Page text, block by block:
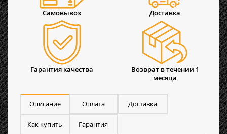
Самовывоз Доставка
Гарантия качества
Возврат в течении 1
месяца
Описание Оплата Доставка
Как купить Гарантия